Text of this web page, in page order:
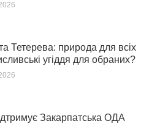
Тетерева: природа для всіх
угіддя для обраних?
Закарпатська ОДА